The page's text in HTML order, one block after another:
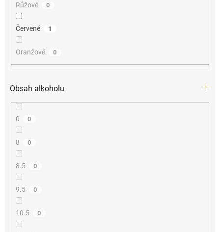
Růžové 0
Červené 1
Oranžové 0
Obsah alkoholu
0 0
8 0
8.5 0
9.5 0
10.5 0